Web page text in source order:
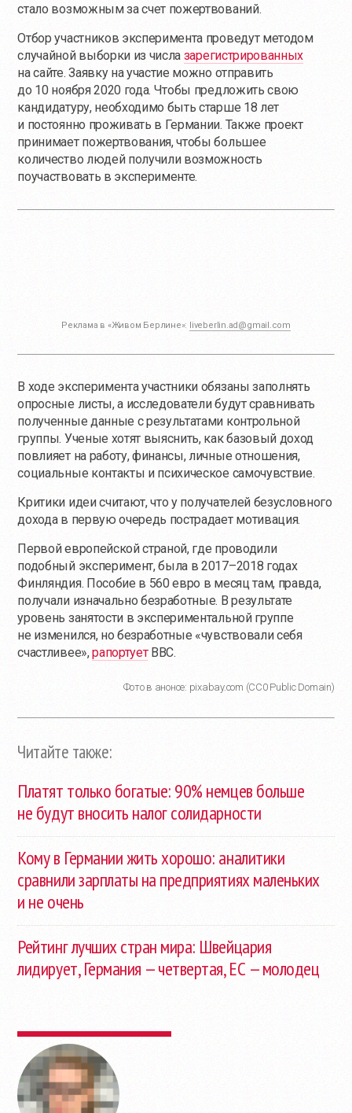
стало возможным за счет пожертвований.
Отбор участников эксперимента проведут методом
случайной выборки из числа зарегистрированных
на сайте. Заявку на участие можно отправить
до 10 ноября 2020 года. Чтобы предложить свою
кандидатуру, необходимо быть старше 18 лет
и постоянно проживать в Германии. Также проект
принимает пожертвования, чтобы большее
количество людей получили возможность
поучаствовать в эксперименте.
Реклама в «Живом Берлине»: liveberlin.ad@gmail.com
В ходе эксперимента участники обязаны заполнять
опросные листы, а исследователи будут сравнивать
полученные данные с результатами контрольной
группы. Ученые хотят выяснить, как базовый доход
повлияет на работу, финансы, личные отношения,
социальные контакты и психическое самочувствие.
Критики идеи считают, что у получателей безусловного
дохода в первую очередь пострадает мотивация.
Первой европейской страной, где проводили
подобный эксперимент, была в 2017–2018 годах
Финляндия. Пособие в 560 евро в месяц там, правда,
получали изначально безработные. В результате
уровень занятости в экспериментальной группе
не изменился, но безработные «чувствовали себя
счастливее»,рапортуетBBC.
Фото в анонсе: pixabay.com (CC0 Public Domain)
Читайте также:
Платят только богатые: 90% немцев больше
не будут вносить налог солидарности
Кому в Германии жить хорошо: аналитики
сравнили зарплаты на предприятиях маленьких
и не очень
Рейтинг лучших стран мира: Швейцария
лидирует, Германия — четвертая, ЕС — молодец